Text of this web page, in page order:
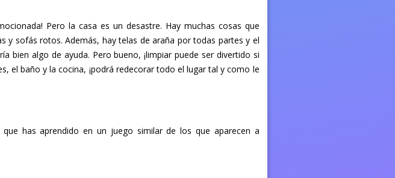
Pero la casa es un desastre. Hay muchas cosas que
sofás rotos. Además, hay telas de araña por todas partes y el
bien algo de ayuda. Pero bueno, ¡limpiar puede ser divertido si
el baño y la cocina, ¡podrá redecorar todo el lugar tal y como le
has aprendido en un juego similar de los que aparecen a